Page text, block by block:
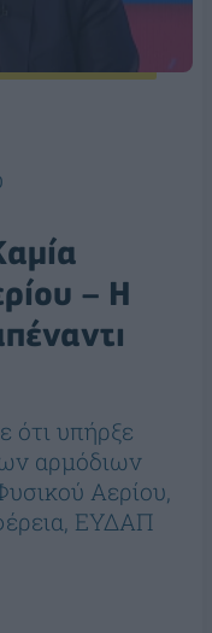
– Η
ότι υπήρξε
αρμόδιων
Αερίου,
ΕΥΔΑΠ